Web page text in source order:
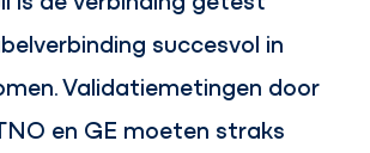
succesvol in
Validatiemetingen door
en GE moeten straks